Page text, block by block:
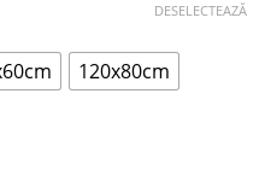
120x80cm
DESELECTEAZĂ